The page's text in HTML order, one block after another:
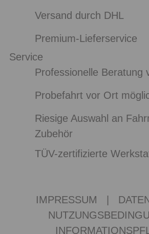
Versand durch DHL
Premium-Lieferservice
Service
Professionelle Beratung
Probefahrt vor Ort
Riesige Auswahl an
Zubehör
TÜV-zertifizierte
IMPRESSUM